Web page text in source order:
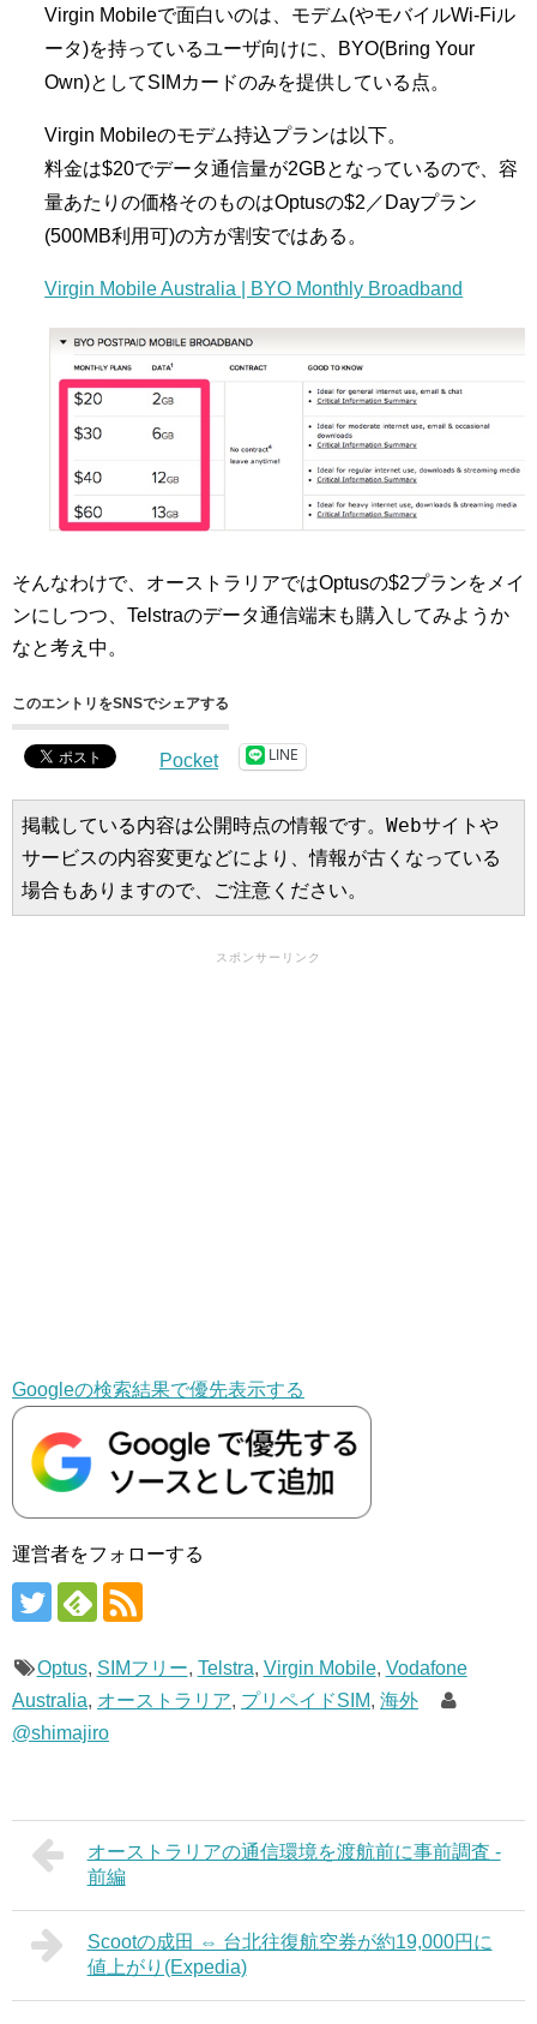
Virgin Mobileで面白いのは、モデム(やモバイルWi-Fiル
ータ)を持っているユーザ向けに、BYO(Bring Your
Own)としてSIMカードのみを提供している点。
Virgin Mobileのモデム持込プランは以下。
料金は$20でデータ通信量が2GBとなっているので、容
量あたりの価格そのものはOptusの$2／Dayプラン
(500MB利用可)の方が割安ではある。
Virgin Mobile Australia | BYO Monthly Broadband
そんなわけで、オーストラリアではOptusの$2プランをメイ
ンにしつつ、Telstraのデータ通信端末も購入してみようか
なと考え中。
このエントリをSNSでシェアする
Pocket LINE
掲載している内容は公開時点の情報です。Webサイトや
サービスの内容変更などにより、情報が古くなっている
場合もありますので、ご注意ください。
スポンサーリンク
Googleの検索結果で優先表示する
運営者をフォローする
Optus, SIMフリー, Telstra, Virgin Mobile, Vodafone
Australia, オーストラリア, プリペイドSIM, 海外
@shimajiro
オーストラリアの通信環境を渡航前に事前調査 -
前編
Scootの成田 ⇔ 台北往復航空券が約19,000円に
値上がり(Expedia)